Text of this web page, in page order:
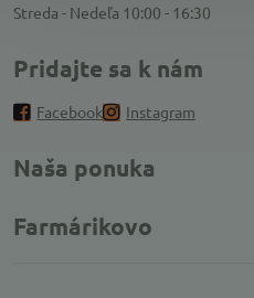
Streda - Nedeľa 10:00 - 16:30
Pridajte sa k nám
Facebook Instagram
Naša ponuka
Farmárikovo